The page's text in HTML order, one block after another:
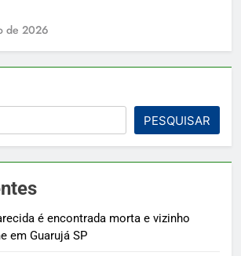
de 2026
PESQUISAR
é encontrada morta e vizinho
em Guarujá SP